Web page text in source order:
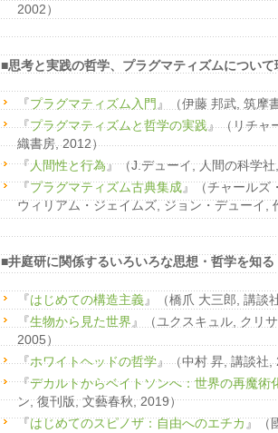
2002）
■思考と実践の哲学、プラグマティズムについて
『プラグマティズム入門 』（伊藤 邦武, 筑摩
『プラグマティズムと哲学の実践』（リチャ
織書房, 2012）
『人間性と行為』（J.デューイ, 人間の科学
『プラグマティズム古典集成』（チャールズ
ウィリアム・ジェイムズ, ジョン・デューイ,
■井庭研に関係するいろいろな思想・哲学を知る
『はじめての構造主義』（橋爪 大三郎, 講談
『生物から見た世界』（ユクスキュル, クリ
2005）
『ホワイトヘッドの哲学』（中村 昇, 講談社,
『デカルトからベイトソンへ：世界の再魔術
ン, 復刊版, 文藝春秋, 2019）
『はじめてのスピノザ：自由へのエチカ』（